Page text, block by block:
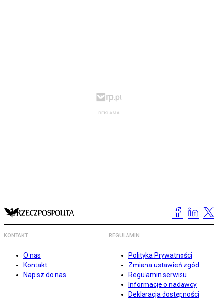
KONTAKT
O nas
Kontakt
Napisz do nas
REGULAMIN
Polityka Prywatności
Zmiana ustawień zgód
Regulamin serwisu
Informacje o nadawcy
Deklaracja dostępności